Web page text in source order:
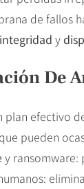
de fallos
integridad y
De
plan efectivo
pueden
y ransomware: